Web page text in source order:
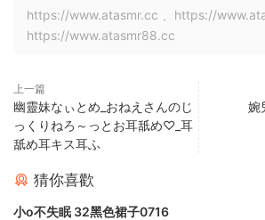
https://www.atasmr.cc 、https://
https://www.atasmr88.cc
上一篇
幽靈妹なぃとめ_おねえさんのじ
っくりねろ～っとお耳舐め♡_耳
舐め耳キス耳ふ
婉
猜你喜歡
小o不失眠 32黑色裙子0716